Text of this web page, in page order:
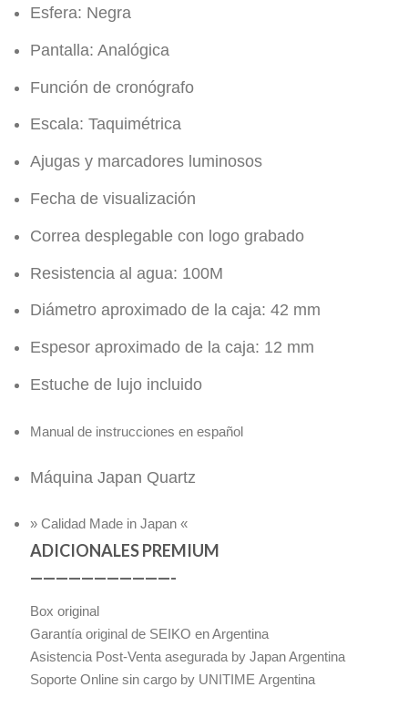
Esfera: Negra
Pantalla: Analógica
Función de cronógrafo
Escala: Taquimétrica
Ajugas y marcadores luminosos
Fecha de visualización
Correa desplegable con logo grabado
Resistencia al agua: 100M
Diámetro aproximado de la caja: 42 mm
Espesor aproximado de la caja: 12 mm
Estuche de lujo incluido
Manual de instrucciones en español
Máquina Japan Quartz
» Calidad Made in Japan «
ADICIONALES PREMIUM
———————————-
Box original
Garantía original de SEIKO en Argentina
Asistencia Post-Venta asegurada by Japan Argentina
Soporte Online sin cargo by UNITIME Argentina